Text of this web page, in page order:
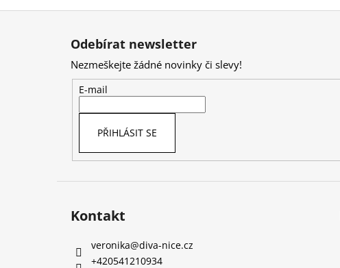
Odebírat newsletter
Nezmeškejte žádné novinky či slevy!
E-mail
PŘIHLÁSIT SE
Kontakt
veronika@diva-nice.cz
+420541210934